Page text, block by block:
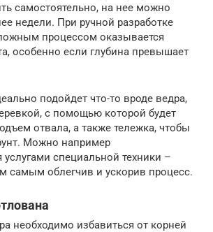
самостоятельно, на нее можно
недели. При ручной разработке
процессом оказывается
особенно если глубина превышает
подойдет что-то вроде ведра,
с помощью которой будет
отвала, а также тележка, чтобы
Можно например
услугами специальной техники –
самым облегчив и ускорив процесс.
необходимо избавиться от корней